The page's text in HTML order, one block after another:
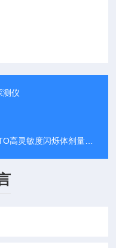
测仪
灵敏度闪烁体剂量率仪